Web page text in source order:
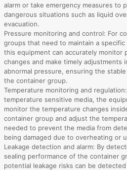
alarm or take emergency measures to
dangerous situations such as liquid
evacuation.
Pressure monitoring and control: For
groups that need to maintain a specific
this equipment can accurately monitor
changes and make timely adjustments
abnormal pressure, ensuring the
the container group.
Temperature monitoring and
temperature sensitive media, the
monitor the temperature changes
container group and adjust the
needed to prevent the media from
being damaged due to overheating or
Leakage detection and alarm: By
sealing performance of the container
potential leakage risks can be detected